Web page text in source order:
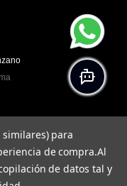
para
de compra.Al
de datos tal y